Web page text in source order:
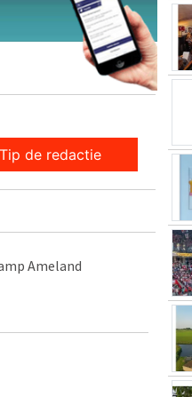
Tip de redactie
Ameland